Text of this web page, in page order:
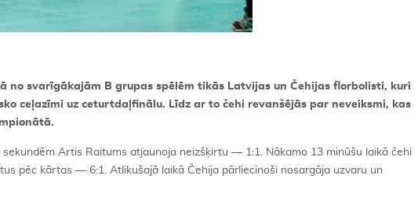
no svarīgākajām B grupas spēlēm tikās Latvijas un Čehijas florbolisti, kuri
ceļazīmi uz ceturtdaļfinālu. Līdz ar to čehi revanšējās par neveiksmi, kas
Artis Raitums atjaunoja neizšķirtu — 1:1. Nākamo 13 minūšu laikā čehi
pēc kārtas — 6:1. Atlikušajā laikā Čehija pārliecinoši nosargāja uzvaru un